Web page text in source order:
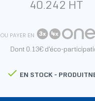
40.242 HT
OU PAYER EN
Dont 0.13€ d'éco-
 EN STOCK -